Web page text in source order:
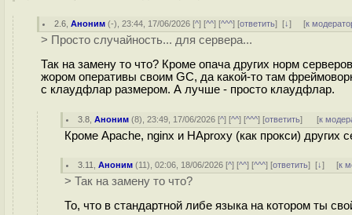
2.6 ,Аноним (-), 23:44, 17/06/2026 [^] [^^] [^^^] [ответить][↓] [к
> Просто случайность... для сервера...
Так на замену то что? Кроме опача других норм
жором оперативы своим GC, да какой-то там
с клаудфлар размером. А лучше - просто клаудфлар.
3.8 ,Аноним (8), 23:49, 17/06/2026 [^] [^^] [^^^] [ответить] [к
Кроме Apache, nginx и HAproxy (как прокси) других
3.11 ,Аноним (11), 02:06, 18/06/2026 [^] [^^] [^^^] [ответить][↓] [к
> Так на замену то что?
То, что в стандартной либе языка на котором ты